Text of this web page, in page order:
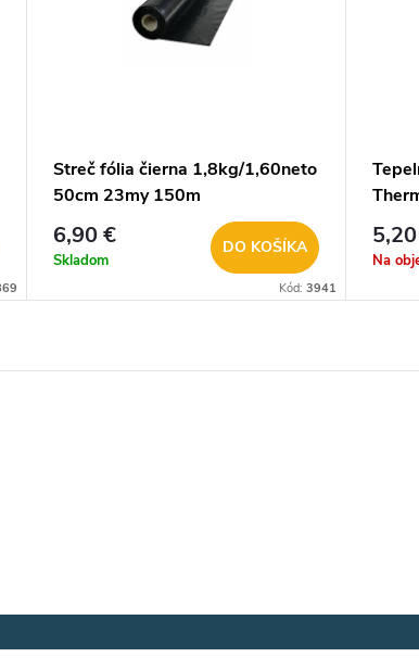
Streč fólia čierna 1,8kg/1,60neto
50cm 23my 150m
6,90 €
Skladom
DO KOŠÍKA
Kód: 3941
Na